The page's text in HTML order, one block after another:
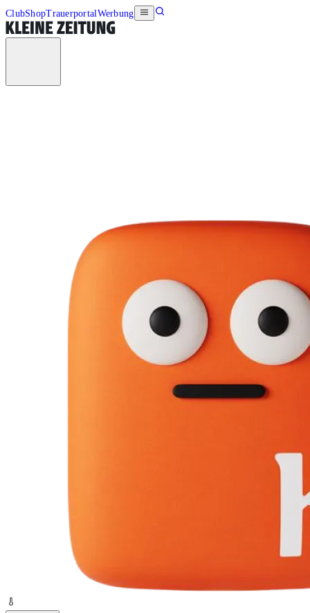
ClubShopTrauerportalWerbung